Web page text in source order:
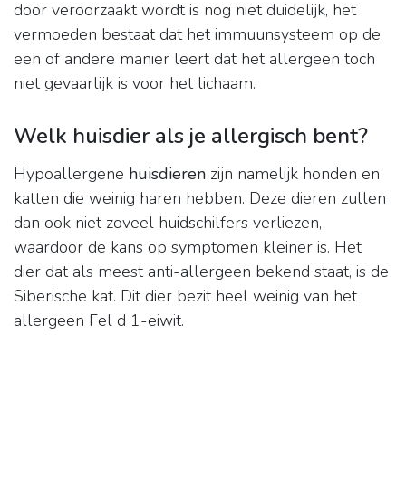
door veroorzaakt wordt is nog niet duidelijk, het
vermoeden bestaat dat het immuunsysteem op de
een of andere manier leert dat het allergeen toch
niet gevaarlijk is voor het lichaam.
Welk huisdier als je allergisch bent?
Hypoallergene huisdieren zijn namelijk honden en
katten die weinig haren hebben. Deze dieren zullen
dan ook niet zoveel huidschilfers verliezen,
waardoor de kans op symptomen kleiner is. Het
dier dat als meest anti-allergeen bekend staat, is de
Siberische kat. Dit dier bezit heel weinig van het
allergeen Fel d 1-eiwit.